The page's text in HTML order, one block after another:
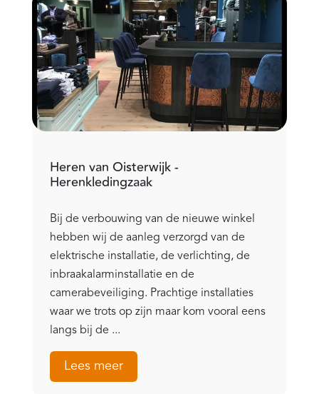
Heren van Oisterwijk -
Herenkledingzaak
Bij de verbouwing van de nieuwe winkel
hebben wij de aanleg verzorgd van de
elektrische installatie, de verlichting, de
inbraakalarminstallatie en de
camerabeveiliging. Prachtige installaties
waar we trots op zijn maar kom vooral eens
langs bij de ...
Lees meer